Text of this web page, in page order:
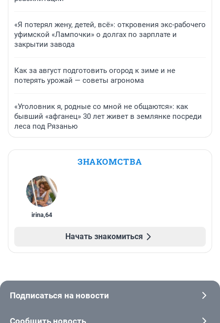
«Я потерял жену, детей, всё»: откровения экс-рабочего
уфимской «Лампочки» о долгах по зарплате и
закрытии завода
Как за август подготовить огород к зиме и не
потерять урожай — советы агронома
«Уголовник я, родные со мной не общаются»: как
бывший «афганец» 30 лет живет в землянке посреди
леса под Рязанью
ЗНАКОМСТВА
irina,64
Начать знакомиться
Подписаться на новости
Сообщить новость